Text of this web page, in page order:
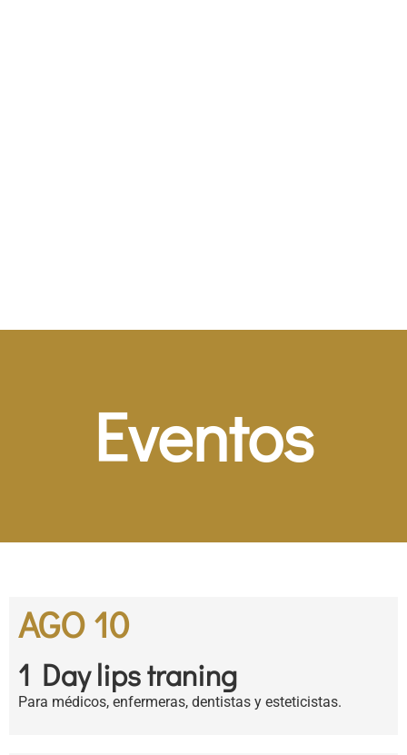
Eventos
AGO 10
1 Day lips traning
Para médicos, enfermeras, dentistas y esteticistas.